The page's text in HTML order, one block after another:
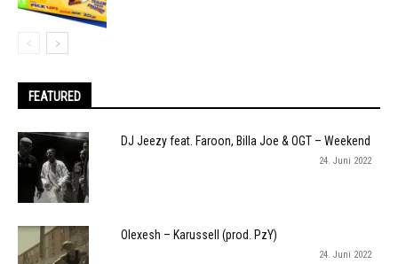
FEATURED
DJ Jeezy feat. Faroon, Billa Joe & OGT – Weekend
24. Juni 2022
Olexesh – Karussell (prod. PzY)
24. Juni 2022